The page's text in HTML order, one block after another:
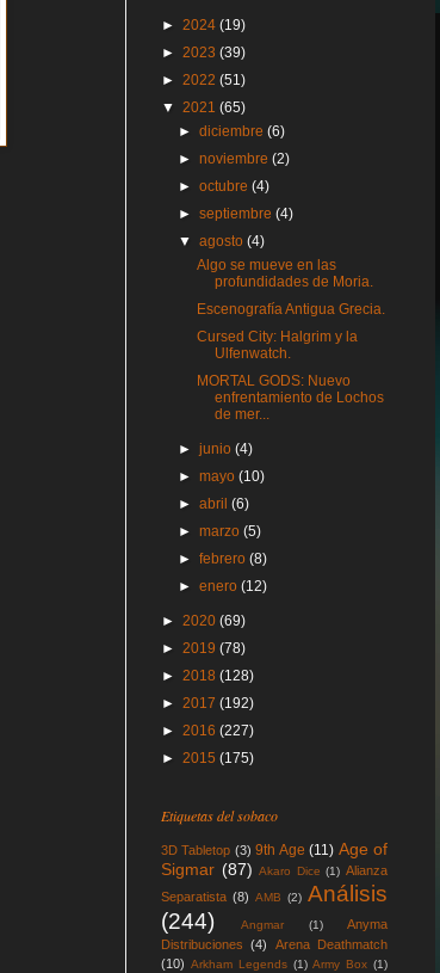
► 2024 (19)
► 2023 (39)
► 2022 (51)
▼ 2021 (65)
►diciembre(6)
►noviembre(2)
►octubre(4)
►septiembre(4)
▼agosto(4)
Algo se mueve en las
profundidades de Moria.
Escenografía Antigua Grecia.
Cursed City: Halgrim y la
Ulfenwatch.
MORTAL GODS: Nuevo
enfrentamiento de Lochos
de mer...
►junio(4)
►mayo(10)
►abril(6)
►marzo(5)
►febrero(8)
►enero(12)
► 2020 (69)
► 2019 (78)
► 2018 (128)
► 2017 (192)
► 2016 (227)
► 2015 (175)
Etiquetas del sobaco
3D Tabletop (3) 9th Age (11) Age of
Sigmar (87) Akaro Dice (1) Alianza
Separatista (8) AMB (2) Análisis
(244)
Angmar (1)
Anyma
Distribuciones
(4)
Arena Deathmatch
(10) Arkham Legends (1) Army Box (1)